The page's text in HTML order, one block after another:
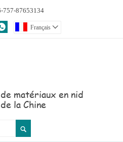
757-87653134
Français 
matériaux en nid
la Chine
